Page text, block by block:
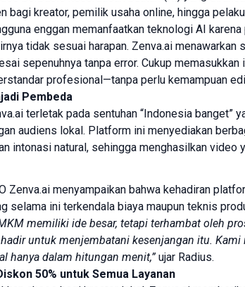
bagi kreator, pemilik usaha online, hingga
enggan memanfaatkan teknologi AI
tidak sesuai harapan. Zenva.ai
sepenuhnya tanpa error. Cukup memasukkan
profesional—tanpa perlu kemampuan
Pembeda
terletak pada sentuhan “Indonesia banget”
audiens lokal. Platform ini menyediakan
intonasi natural, sehingga menghasilkan video
Zenva.ai menyampaikan bahwa kehadiran
selama ini terkendala biaya maupun teknis
memiliki ide besar, tetapi terhambat oleh
untuk menjembatani kesenjangan itu.
hanya dalam hitungan menit,” ujar Radius.
50% untuk Semua Layanan